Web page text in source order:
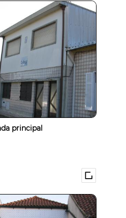
principal